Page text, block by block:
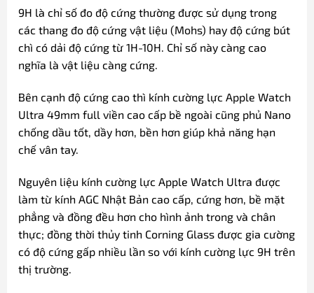
9H là chỉ số đo độ cứng thường được sử dụng trong
các thang đo độ cứng vật liệu (Mohs) hay độ cứng bút
chì có dải độ cứng từ 1H-10H. Chỉ số này càng cao
nghĩa là vật liệu càng cứng.
Bên cạnh độ cứng cao thì kính cường lực Apple Watch
Ultra 49mm full viền cao cấp bề ngoài cũng phủ Nano
chống dầu tốt, dầy hơn, bền hơn giúp khả năng hạn
chế vân tay.
Nguyên liệu kính cường lực Apple Watch Ultra được
làm từ kính AGC Nhật Bản cao cấp, cứng hơn, bề mặt
phẳng và đồng đều hơn cho hình ảnh trong và chân
thực; đồng thời thủy tinh Corning Glass được gia cường
có độ cứng gấp nhiều lần so với kính cường lực 9H trên
thị trường.